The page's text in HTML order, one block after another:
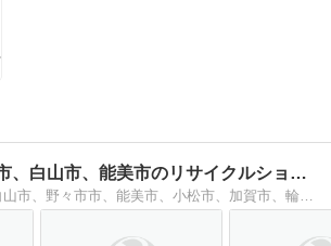
石川県、金沢市、白山市、能美市のリサイクルショップ、ブラン…